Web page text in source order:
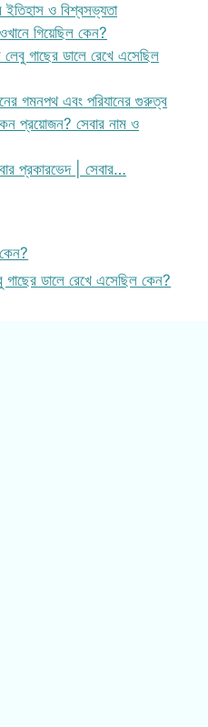
ইতিহাস ও বিশ্বসভ্যতা
গিয়েছিল কেন?
লেবু গাছের ডালে রেখে এসেছিল
গমনপথ এবং পরিযানের গুরুত্ব
প্রয়োজন? সেবার নাম ও
প্রকারভেদ | সেবার…
গাছের ডালে রেখে এসেছিল কেন?